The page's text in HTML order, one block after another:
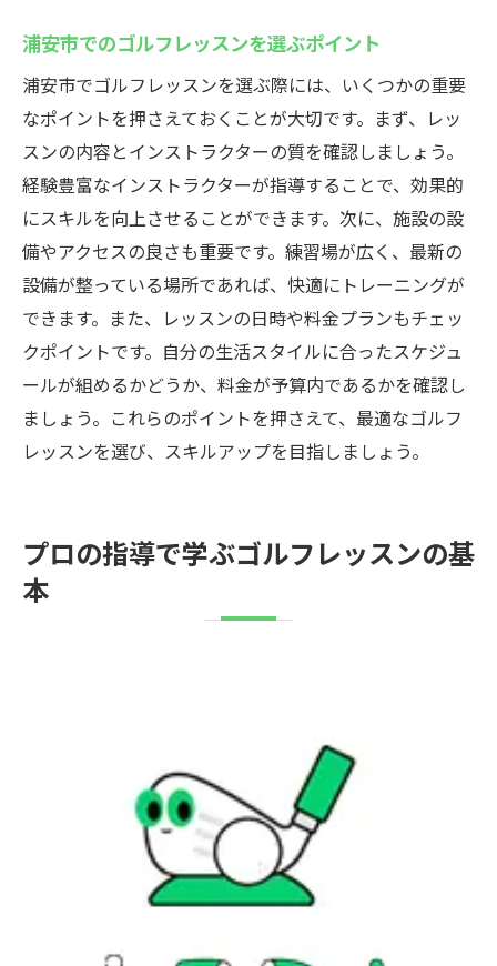
浦安市でのゴルフレッスンを選ぶポイント
浦安市でゴルフレッスンを選ぶ際には、いくつかの重要
なポイントを押さえておくことが大切です。まず、レッ
スンの内容とインストラクターの質を確認しましょう。
経験豊富なインストラクターが指導することで、効果的
にスキルを向上させることができます。次に、施設の設
備やアクセスの良さも重要です。練習場が広く、最新の
設備が整っている場所であれば、快適にトレーニングが
できます。また、レッスンの日時や料金プランもチェッ
クポイントです。自分の生活スタイルに合ったスケジュ
ールが組めるかどうか、料金が予算内であるかを確認し
ましょう。これらのポイントを押さえて、最適なゴルフ
レッスンを選び、スキルアップを目指しましょう。
プロの指導で学ぶゴルフレッスンの基
本